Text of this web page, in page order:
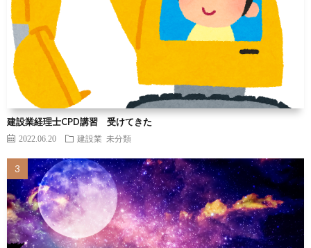
建設業経理士CPD講習 受けてきた
2022.06.20 建設業 未分類